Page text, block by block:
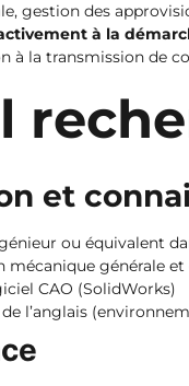
gestion des
à la
à la transmission de
et
ou équivalent
mécanique générale
CAO (SolidWorks)
l’anglais